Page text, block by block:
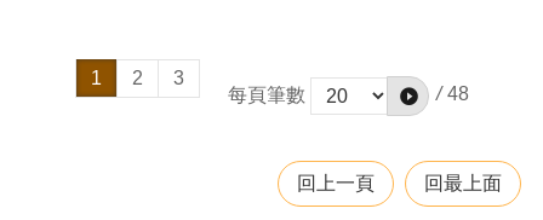
1 2
3
每頁筆數
/ 48
回上一頁 回最上面